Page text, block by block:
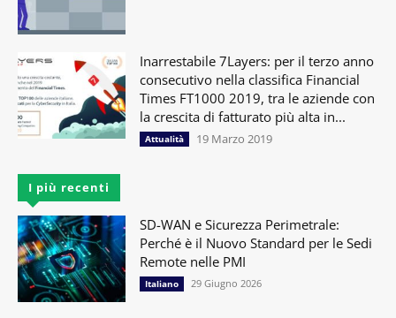
Inarrestabile 7Layers: per il terzo anno
consecutivo nella classifica Financial
Times FT1000 2019, tra le aziende con
la crescita di fatturato più alta in...
Attualità 19 Marzo 2019
I più recenti
SD-WAN e Sicurezza Perimetrale:
Perché è il Nuovo Standard per le Sedi
Remote nelle PMI
Italiano 29 Giugno 2026